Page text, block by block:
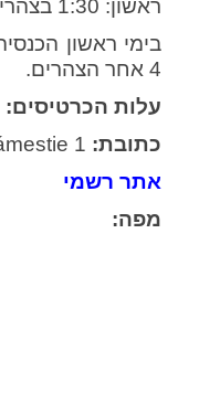
ראשון: 1:30 בצהרים עד 4:30 אחר הצהרים.
4 אחר הצהרים.
עלות הכרטיסים:
כתובת:
אתר רשמי
מפה: